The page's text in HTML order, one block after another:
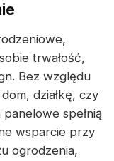
trwałość,
Bez względu
działkę, czy
spełnią
wsparcie przy
ogrodzenia,